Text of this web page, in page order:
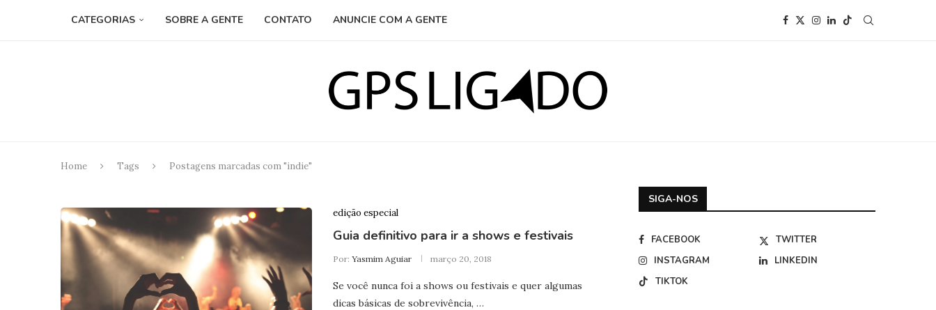
CATEGORIAS SOBRE A GENTE CONTATO ANUNCIE COM A GENTE
Home Tags Postagens marcadas com "indie"
edição especial
Guia definitivo para ir a shows e festivais
Por: Yasmim Aguiar março 20, 2018
Se você nunca foi a shows ou festivais e quer algumas
dicas básicas de sobrevivência, …
SIGA-NOS
FACEBOOK
TWITTER
INSTAGRAM
LINKEDIN
TIKTOK